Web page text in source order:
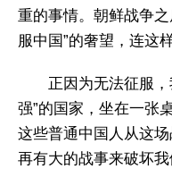
重的事情。朝鲜战争
服中国”的奢望，连这
正因为无法征服
强”的国家，坐在一张
这些普通中国人从这
再有大的战事来破坏